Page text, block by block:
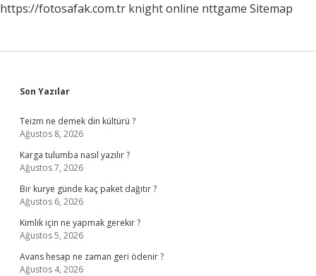
https://fotosafak.com.tr knight online nttgame Sitemap
Sidebar
Son Yazılar
Teizm ne demek din kültürü ?
Ağustos 8, 2026
Karga tulumba nasıl yazılır ?
Ağustos 7, 2026
Bir kurye günde kaç paket dağıtır ?
Ağustos 6, 2026
Kimlik için ne yapmak gerekir ?
Ağustos 5, 2026
Avans hesap ne zaman geri ödenir ?
Ağustos 4, 2026